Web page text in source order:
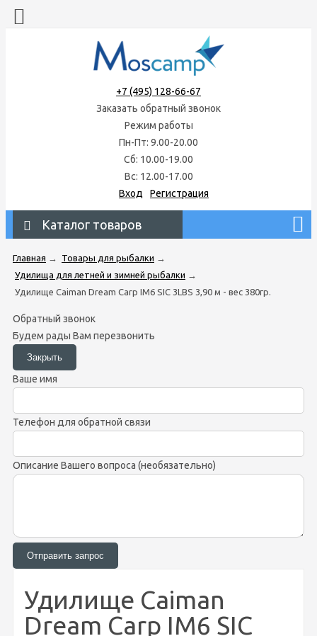
+7 (495) 128-66-67
Заказать обратный звонок
Режим работы
Пн-Пт: 9.00-20.00
Сб: 10.00-19.00
Вс: 12.00-17.00
Вход
Регистрация
Каталог товаров
Главная → Товары для рыбалки →
Удилища для летней и зимней рыбалки →
Удилище Caiman Dream Carp IM6 SIC 3LBS 3,90 м - вес 380гр.
Обратный звонок
Будем рады Вам перезвонить
Ваше имя
Телефон для обратной связи
Описание Вашего вопроса (необязательно)
Удилище Caiman
Dream Carp IM6 SIC